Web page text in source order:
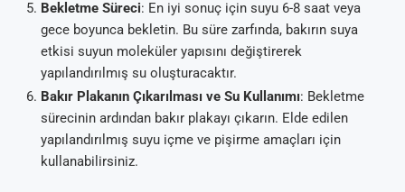
Bekletme Süreci: En iyi sonuç için suyu 6-8 saat veya
gece boyunca bekletin. Bu süre zarfında, bakırın suya
etkisi suyun moleküler yapısını değiştirerek
yapılandırılmış su oluşturacaktır.
Bakır Plakanın Çıkarılması ve Su Kullanımı: Bekletme
sürecinin ardından bakır plakayı çıkarın. Elde edilen
yapılandırılmış suyu içme ve pişirme amaçları için
kullanabilirsiniz.